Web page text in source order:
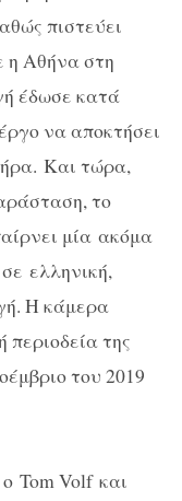
πιστεύει
η Αθήνα στη
έδωσε κατά
να αποκτήσει
Και τώρα,
το
μία ακόμα
ελληνική,
Η κάμερα
περιοδεία της
του 2019
TomVolf και